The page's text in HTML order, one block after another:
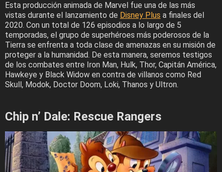
Esta producción animada de Marvel fue una de las más
vistas durante el lanzamiento de Disney Plus a finales del
2020. Con un total de 126 episodios a lo largo de 5
temporadas, el grupo de superhéroes más poderosos de la
Tierra se enfrenta a toda clase de amenazas en su misión de
proteger a la humanidad. De esta manera, seremos testigos
de los combates entre Iron Man, Hulk, Thor, Capitán América,
Hawkeye y Black Widow en contra de villanos como Red
Skull, Modok, Doctor Doom, Loki, Thanos y Ultron.
Chip n’ Dale: Rescue Rangers